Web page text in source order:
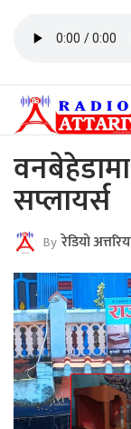
सप्लायर्स
By रेडियाे